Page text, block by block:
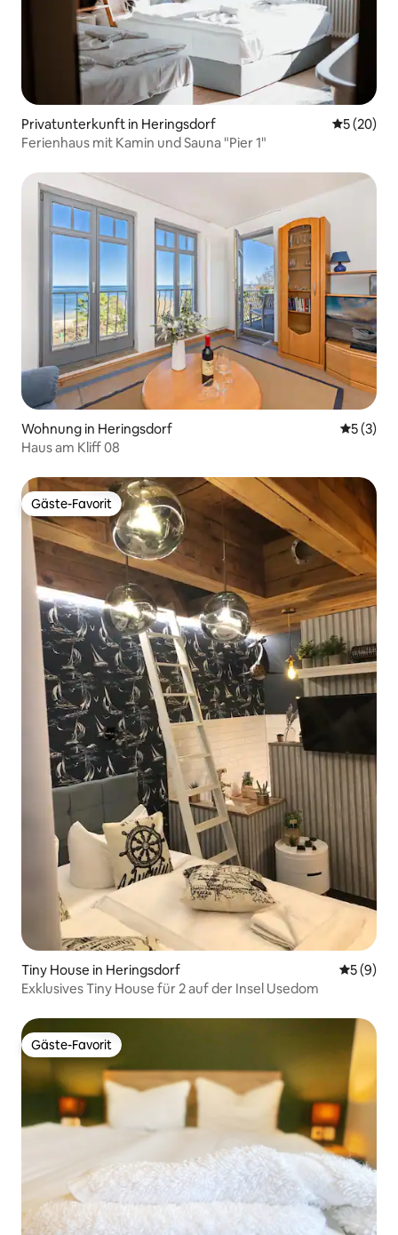
Privatunterkunft in Heringsdorf
5 (20)
Ferienhaus mit Kamin und Sauna "Pier 1"
Wohnung in Heringsdorf
5 (3)
Haus am Kliff 08
Gäste-Favorit
Gäste-Favorit
Tiny House in Heringsdorf
5 (9)
Exklusives Tiny House für 2 auf der Insel Usedom
Gäste-Favorit
Gäste-Favorit